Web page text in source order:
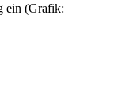
ein (Grafik: